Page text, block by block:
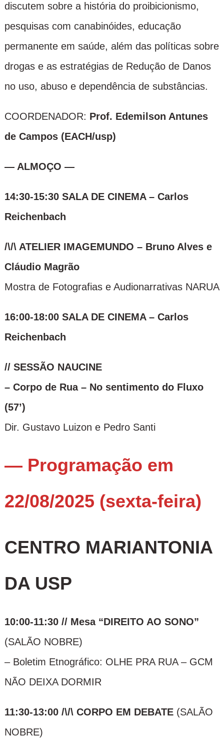
discutem sobre a história do proibicionismo,
pesquisas com canabinóides, educação
permanente em saúde, além das políticas sobre
drogas e as estratégias de Redução de Danos
no uso, abuso e dependência de substâncias.
COORDENADOR: Prof. Edemilson Antunes
de Campos (EACH/usp)
— ALMOÇO —
14:30-15:30 SALA DE CINEMA – Carlos
Reichenbach
/\/\ ATELIER IMAGEMUNDO – Bruno Alves e
Cláudio Magrão
Mostra de Fotografias e Audionarrativas NARUA
16:00-18:00 SALA DE CINEMA – Carlos
Reichenbach
// SESSÃO NAUCINE
– Corpo de Rua – No sentimento do Fluxo
(57’)
Dir. Gustavo Luizon e Pedro Santi
— Programação em
22/08/2025 (sexta-feira)
CENTRO MARIANTONIA
DA USP
10:00-11:30 // Mesa “DIREITO AO SONO”
(SALÃO NOBRE)
– Boletim Etnográfico: OLHE PRA RUA – GCM
NÃO DEIXA DORMIR
11:30-13:00 /\/\ CORPO EM DEBATE(SALÃO
NOBRE)